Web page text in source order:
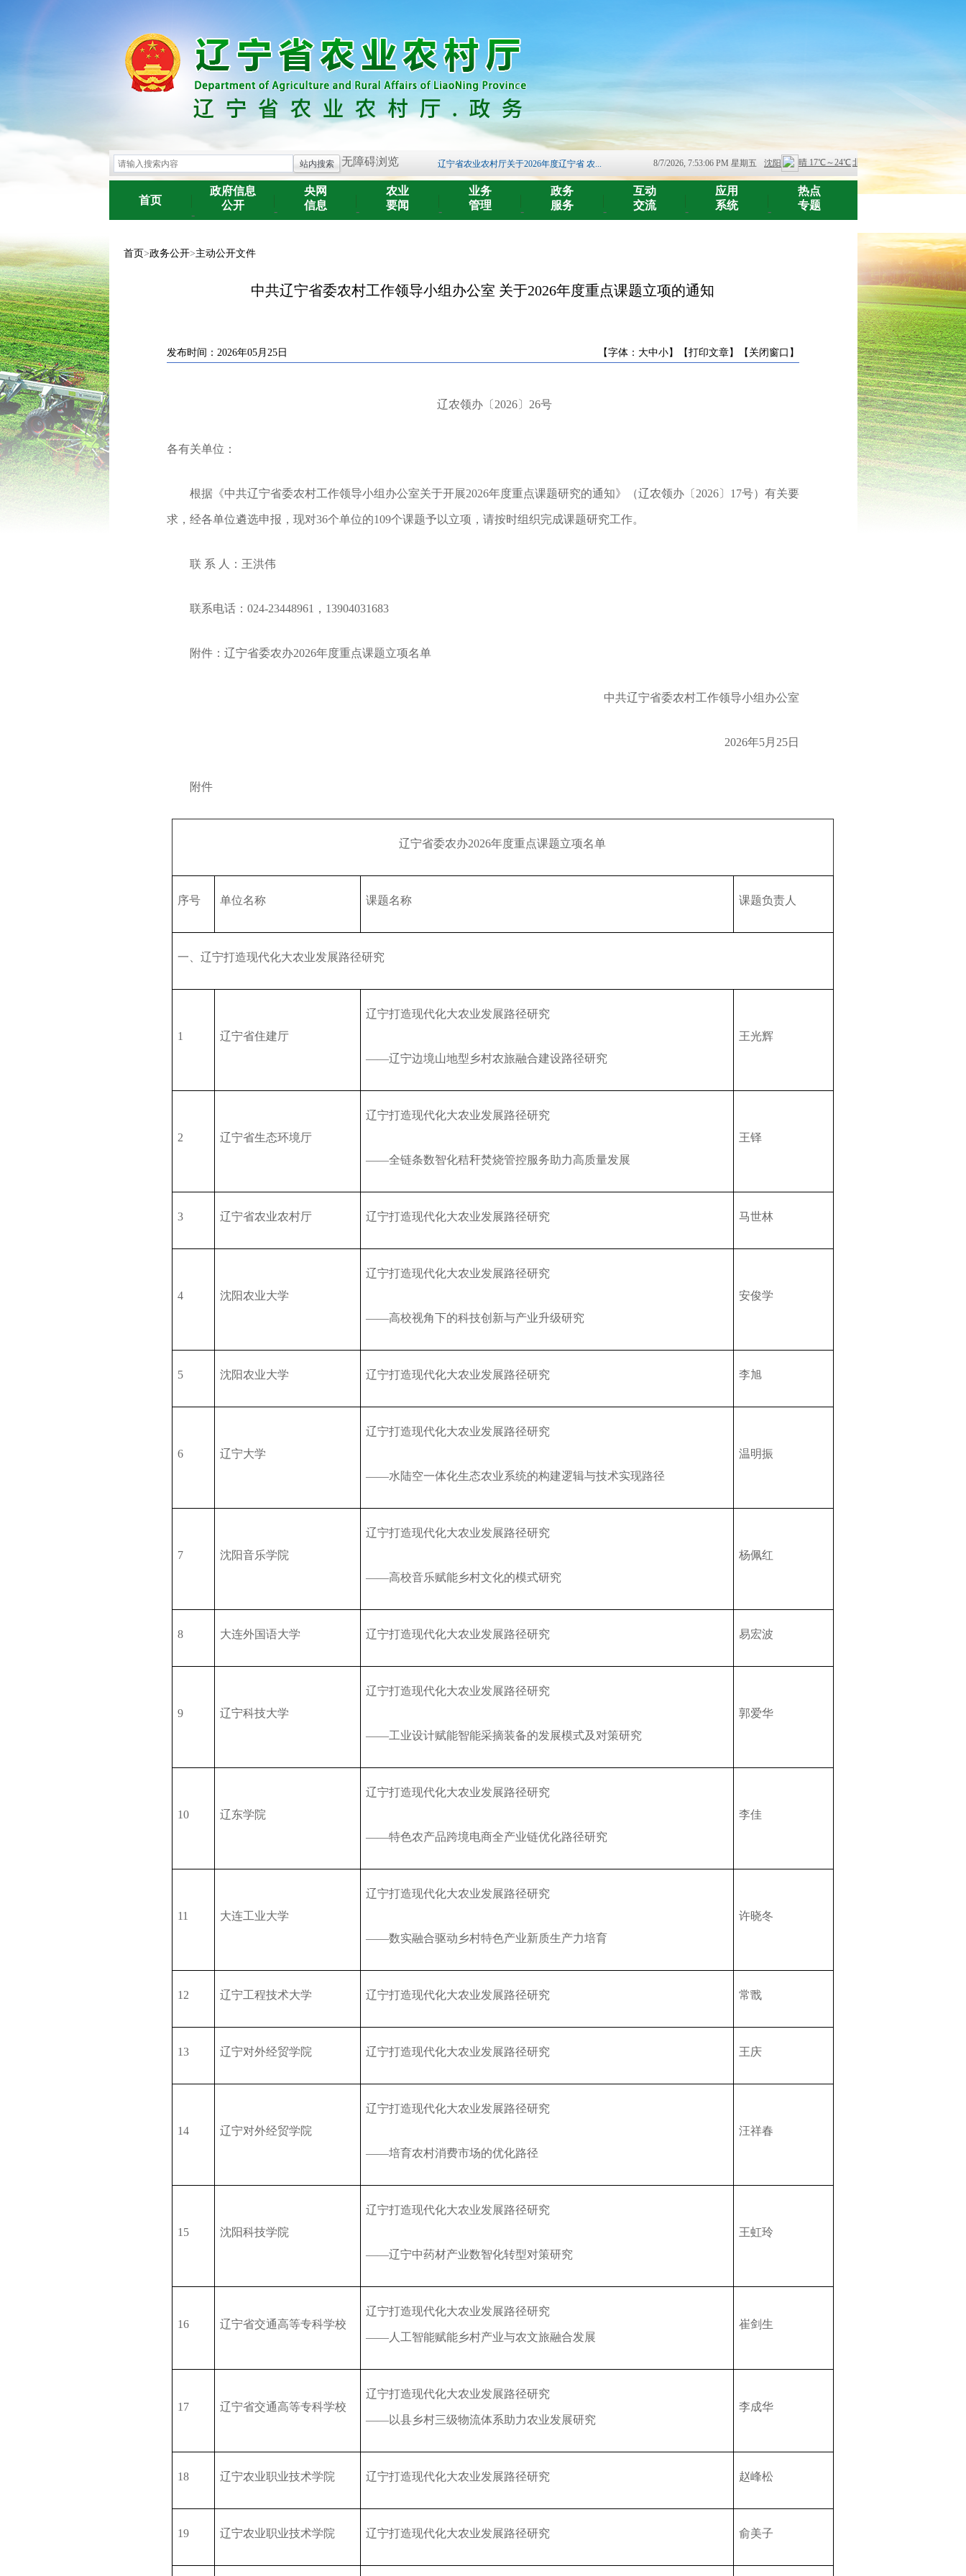
8/7/2026, 7:53:07 PM 星期五
2025年度中央对地方转移支付预算执行情...
关于开展《辽宁省黑土地保护条例》 问卷...
辽宁省农业农村厅关于发布《辽宁省海洋...
关于2026年辽宁省高素质农民培育计划专...
关于征求《梅花鹿饲养管理技术规程》等...
2025年度中央对地方转移支付预算执行情...
关于2026年辽宁省高素质农民培育计划专...
关于征求《梅花鹿饲养管理技术规程》等...
关于开展《辽宁省黑土地保护条例》 问卷...
辽宁省农业农村厅关于发布《辽宁省海洋...
2025年度中央对地方转移支付预算执行情...
辽宁省营商环境经营主体和群众调查问卷
关于开展《辽宁省黑土地保护条例》 问卷...
辽宁省农业农村厅关于2026年度辽宁省 农...
关于2026年辽宁省高素质农民培育计划专...
辽宁省农业农村厅关于遴选辽宁省现代农...
2025年度中央对地方转移支付预算执行情...
辽宁省农业农村厅关于2026年度辽宁省 农...
公示
辽宁省农业农村厅关于遴选辽宁省现代农...
公 示
2025年度中央对地方转移支付预算执行情...
关于开展《辽宁省黑土地保护条例》 问卷...
关于2026年辽宁省高素质农民培育计划专...
辽宁省农业农村厅关于遴选辽宁省现代农...
辽宁省营商环境经营主体和群众调查问卷
无障碍浏览
首页
-
政府信息
公开
-
央网
信息
-
农业
要闻
-
业务
管理
-
政务
服务
-
互动
交流
-
应用
系统
-
热点
专题
首页>政务公开>主动公开文件
中共辽宁省委农村工作领导小组办公室 关于2026年度重点课题立项的通知
发布时间：2026年05月25日 【关闭窗口】
【打印文章】
【字体： 大中小】
辽农领办〔 2026〕 26号
各有关单位 ：
根据《中共辽宁省委农村工作领导小组办公室关于开展2026年度重点课题研究的通知》（辽农领办〔 2026〕 17号）有关要
求，经各单位遴选申报，现对36个单位的109个课题予以立项，请按时组织完成课题研究工作。
联 系 人：王洪伟
联系电话： 024-23448961 ， 13904031683
附件：辽宁省委农办2026年度重点课题立项名单
中共辽宁省委农村工作领导小组办公室
2026年5月 25日
附件
辽宁省委农办2026年度重点课题立项名单
序号 单位名称 课题名称 课题负责人
一、辽宁打造现代化大农业发展路径研究
1 辽宁省住建厅
辽宁打造现代化大农业发展路径研究
——辽宁边境山地型乡村农旅融合建设路径研究
王光辉
2 辽宁省生态环境厅
辽宁打造现代化大农业发展路径研究
——全链条数智化秸秆焚烧管控服务助力高质量发展
王铎
3 辽宁省农业农村厅 辽宁打造现代化大农业发展路径研究 马世林
4 沈阳农业大学
辽宁打造现代化大农业发展路径研究
——高校视角下的科技创新与产业升级研究
安俊学
5 沈阳农业大学 辽宁打造现代化大农业发展路径研究 李旭
6 辽宁大学
辽宁打造现代化大农业发展路径研究
——水陆空一体化生态农业系统的构建逻辑与技术实现路径
温明振
7 沈阳音乐学院
辽宁打造现代化大农业发展路径研究
——高校音乐赋能乡村文化的模式研究
杨佩红
8 大连外国语大学 辽宁打造现代化大农业发展路径研究 易宏波
9 辽宁科技大学
辽宁打造现代化大农业发展路径研究
——工业设计赋能智能采摘装备的发展模式及对策研究
郭爱华
10 辽东学院
辽宁打造现代化大农业发展路径研究
——特色农产品跨境电商全产业链优化路径研究
李佳
11 大连工业大学
辽宁打造现代化大农业发展路径研究
——数实融合驱动乡村特色产业新质生产力培育
许晓冬
12 辽宁工程技术大学 辽宁打造现代化大农业发展路径研究 常戬
13 辽宁对外经贸学院 辽宁打造现代化大农业发展路径研究 王庆
14 辽宁对外经贸学院
辽宁打造现代化大农业发展路径研究
——培育农村消费市场的优化路径
汪祥春
15 沈阳科技学院
辽宁打造现代化大农业发展路径研究
——辽宁中药材产业数智化转型对策研究
王虹玲
16 辽宁省交通高等专科学校
辽宁打造现代化大农业发展路径研究
——人工智能赋能乡村产业与农文旅融合发展
崔剑生
17 辽宁省交通高等专科学校
辽宁打造现代化大农业发展路径研究
——以县乡村三级物流体系助力农业发展研究
李成华
18 辽宁农业职业技术学院 辽宁打造现代化大农业发展路径研究 赵峰松
19 辽宁农业职业技术学院 辽宁打造现代化大农业发展路径研究 俞美子